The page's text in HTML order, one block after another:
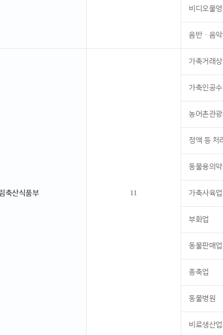
비디오물
음반ㆍ음
축산식품부 11
가축거래
가축인공
농어촌관
정액 등 처
동물용의
가축사육업
부화업
동물판매업
종축업
동물병원
비료생산업